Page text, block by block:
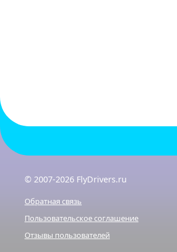
© 2007-2026 FlyDrivers.ru
Обратная связь
Пользовательское соглашение
Отзывы пользователей